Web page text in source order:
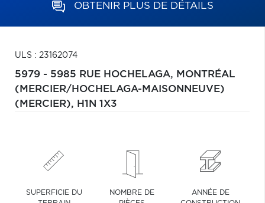
OBTENIR PLUS DE DÉTAILS
ULS : 23162074
5979 - 5985 RUE HOCHELAGA, MONTRÉAL
(MERCIER/HOCHELAGA-MAISONNEUVE)
(MERCIER), H1N 1X3
SUPERFICIE DU
NOMBRE DE
ANNÉE DE